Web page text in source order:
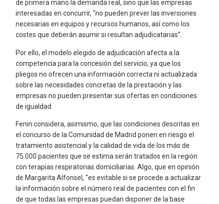
de primera mano la demanda real, sino que las empresas
interesadas en concurrir, “no pueden prever las inversiones
necesarias en equipos y recursos humanos, así como los
costes que deberán asumir si resultan adjudicatarias”.
Por ello, el modelo elegido de adjudicación afecta a la
competencia para la concesión del servicio, ya que los
pliegos no ofrecen una información correcta ni actualizada
sobre las necesidades concretas de la prestación y las
empresas no pueden presentar sus ofertas en condiciones
de igualdad.
Fenin considera, asimismo, que las condiciones descritas en
el concurso de la Comunidad de Madrid ponen en riesgo el
tratamiento asistencial y la calidad de vida de los más de
75.000 pacientes que se estima serán tratados en la región
con terapias respiratorias domiciliarias. Algo, que en opinión
de Margarita Alfonsel, “es evitable si se procede a actualizar
la información sobre el número real de pacientes con el fin
de que todas las empresas puedan disponer de la base